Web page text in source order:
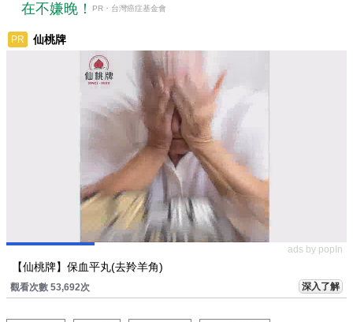
在不嫌晚！
PR・台灣癌症基金會
PR 仙桃牌
ads by popIn
【仙桃牌】保血平丸(去羚羊角)
觀看次數 53,692次 深入了解